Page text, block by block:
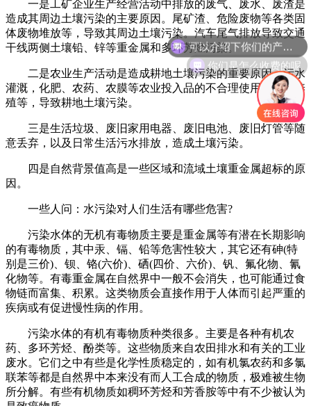
一是工矿企业生产经营活动中排放的废气、废水、废渣是
造成其周边土壤污染的主要原因。尾矿渣、危险废物等各类固
体废物堆放等，导致其周边土壤污染。汽车尾气排放导致交通
干线两侧土壤铅、锌等重金属和多环芳烃污染。
二是农业生产活动是造成耕地土壤污染的重要原因。污水
灌溉，化肥、农药、农膜等农业投入品的不合理使用和畜禽养
殖等，导致耕地土壤污染。
三是生活垃圾、废旧家用电器、废旧电池、废旧灯管等随
意丢弃，以及日常生活污水排放，造成土壤污染。
四是自然背景值高是一些区域和流域土壤重金属超标的原
因。
一些人问：水污染对人们生活有哪些危害?
污染水体的无机有毒物质主要是重金属等有潜在长期影响
的有毒物质，其中汞、镉、铅等危害性较大，其它还有砷(特
别是三价)、钡、铬(六价)、硒(四价、六价)、钒、氟化物、氰
化物等。有毒重金属在自然界中一般不会消失，也可能通过食
物链而富集、积累。这类物质会直接作用于人体而引起严重的
疾病或有促进慢性病的作用。
污染水体的有机有毒物质种类很多。主要是各种有机农
药、多环芳烃、酚类等。这些物质来自农田排水和有关的工业
废水。它们之中有些是化学性质稳定的，如有机氯农药和多氯
联苯等都是自然界中本来没有而人工合成的物质，极难被生物
所分解。有些有机物质如稠环芳烃和芳香胺等中有不少被认为
可以介绍下你们的产品么
你们是怎么收费的呢